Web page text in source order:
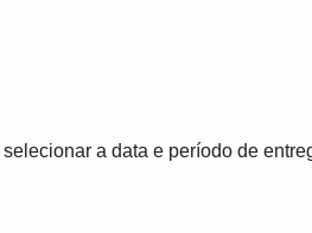
a data e período de